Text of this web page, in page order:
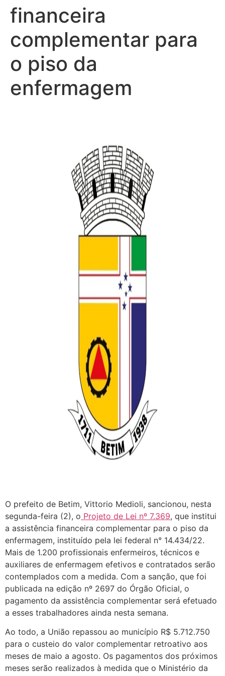
financeira
complementar para
o piso da
enfermagem
O prefeito de Betim, Vittorio Medioli, sancionou, nesta
segunda-feira (2), o Projeto de Lei nº 7.369, que institui
a assistência financeira complementar para o piso da
enfermagem, instituído pela lei federal n° 14.434/22.
Mais de 1.200 profissionais enfermeiros, técnicos e
auxiliares de enfermagem efetivos e contratados serão
contemplados com a medida. Com a sanção, que foi
publicada na edição nº 2697 do Órgão Oficial, o
pagamento da assistência complementar será efetuado
a esses trabalhadores ainda nesta semana.
Ao todo, a União repassou ao município R$ 5.712.750
para o custeio do valor complementar retroativo aos
meses de maio a agosto. Os pagamentos dos próximos
meses serão realizados à medida que o Ministério da